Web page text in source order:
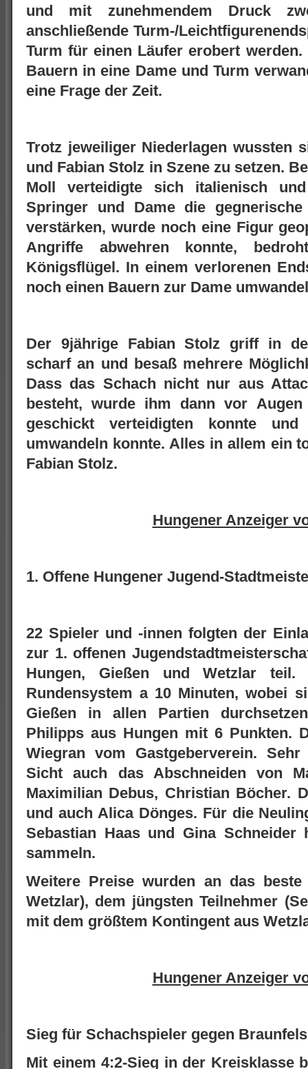
und mit zunehmendem Druck
anschließende Turm-/
Turm für einen Läufer erobert
Bauern in eine Dame und Turm
eine Frage der Zeit.
Trotz jeweiliger Niederlagen wussten
und Fabian Stolz in Szene zu setzen.
Moll verteidigte sich italienisch
Springer und Dame die
verstärken, wurde noch eine Figur
Angriffe abwehren konnte,
Königsflügel. In einem verlorenen
noch einen Bauern zur Dame
Der 9jährige Fabian Stolz griff in
scharf an und besaß mehrere
Dass das Schach nicht nur aus
besteht, wurde ihm dann vor
geschickt verteidigten konnte
umwandeln konnte. Alles in allem ein
Fabian Stolz.
Hungener Anzeiger
1. Offene Hungener Jugend-
22 Spieler und -innen folgten der
zur 1. offenen
Hungen, Gießen und Wetzlar
Rundensystem a 10 Minuten, wobei
Gießen in allen Partien
Philipps aus Hungen mit 6 Punkten.
Wiegran vom Gastgeberverein.
Sicht auch das Abschneiden von
Maximilian Debus, Christian Böcher.
und auch Alica Dönges. Für die
Sebastian Haas und Gina
sammeln.
Weitere Preise wurden an das
Wetzlar), dem jüngsten Teilnehmer
mit dem größtem Kontingent aus
Hungener Anzeiger
Sieg für Schachspieler gegen Braunfels
Mit einem 4:2-Sieg in der Kreisklasse